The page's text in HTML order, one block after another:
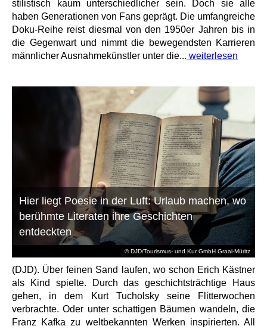
stilistisch kaum unterschiedlicher sein. Doch sie alle
haben Generationen von Fans geprägt. Die umfangreiche
Doku-Reihe reist diesmal von den 1950er Jahren bis in
die Gegenwart und nimmt die bewegendsten Karrieren
männlicher Ausnahmekünstler unter die... weiterlesen
© DJD/Tourismus- und Kur GmbH Graal-Müritz
Hier liegt Poesie in der Luft: Urlaub machen, wo
berühmte Literaten ihre Geschichten
entdeckten
(DJD). Über feinen Sand laufen, wo schon Erich Kästner
als Kind spielte. Durch das geschichtsträchtige Haus
gehen, in dem Kurt Tucholsky seine Flitterwochen
verbrachte. Oder unter schattigen Bäumen wandeln, die
Franz Kafka zu weltbekannten Werken inspirierten. All